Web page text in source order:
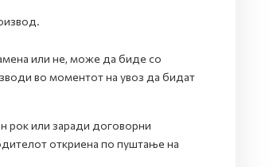
или не, може да биде со
во моментот на увоз да бидат
рок или заради договорни
откриена по пуштање на